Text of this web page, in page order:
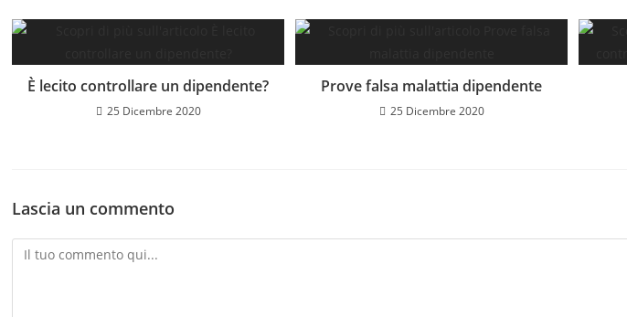
È lecito controllare un dipendente?
25 Dicembre 2020
Prove falsa malattia dipendente
25 Dicembre 2020
Lascia un commento